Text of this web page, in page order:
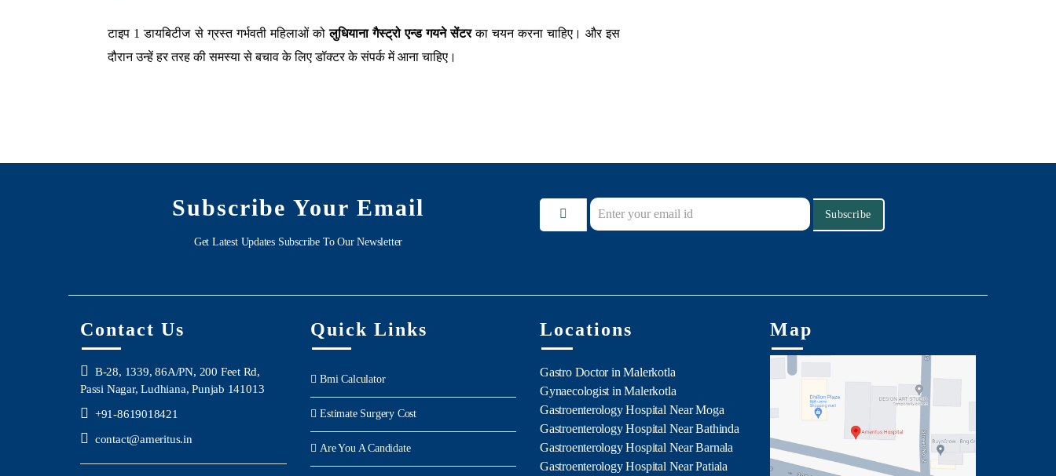
टाइप 1 डायबिटीज से ग्रस्त गर्भवती महिलाओं कोलुधियाना गैस्ट्रो एन्ड गयने सेंटरका चयन करना चाहिए। और इस
दौरान उन्हें हर तरह की समस्या से बचाव के लिए डॉक्टर के संपर्क में आना चाहिए।
Subscribe Your Email
Get Latest Updates Subscribe To Our Newsletter
Subscribe
Contact Us
B-28, 1339, 86A/PN, 200 Feet Rd,
Passi Nagar, Ludhiana, Punjab 141013
+91-8619018421
contact@ameritus.in
Quick Links
Bmi Calculator
Estimate Surgery Cost
Are You A Candidate
Locations
Gastro Doctor in Malerkotla
Gynaecologist in Malerkotla
Gastroenterology Hospital Near Moga
Gastroenterology Hospital Near Bathinda
Gastroenterology Hospital Near Barnala
Gastroenterology Hospital Near Patiala
Map